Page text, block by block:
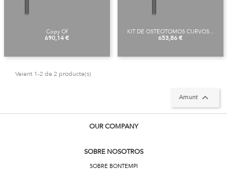
Copy Of
Preu
690,14 €
KIT DE OSTEOTOMOS CURVOS...
Preu
653,86 €
Veient 1-2 de 2 producte(s)
Amunt 
OUR COMPANY
SOBRE NOSOTROS
SOBRE BONTEMPI